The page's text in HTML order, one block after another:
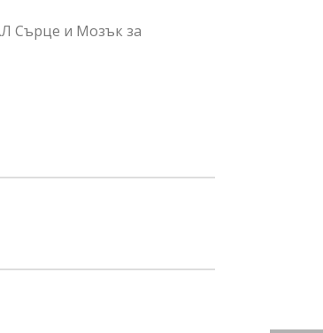
Сърце и Мозък за